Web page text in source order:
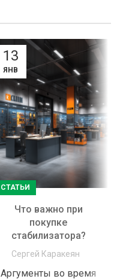
13
ЯНВ
СТАТЬИ
Что важно при
покупке
стабилизатора?
Сергей Каракеян
Аргументы во время